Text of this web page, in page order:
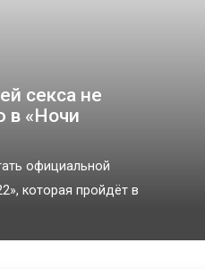
секса не
в «Ночи
официальной
которая пройдёт в